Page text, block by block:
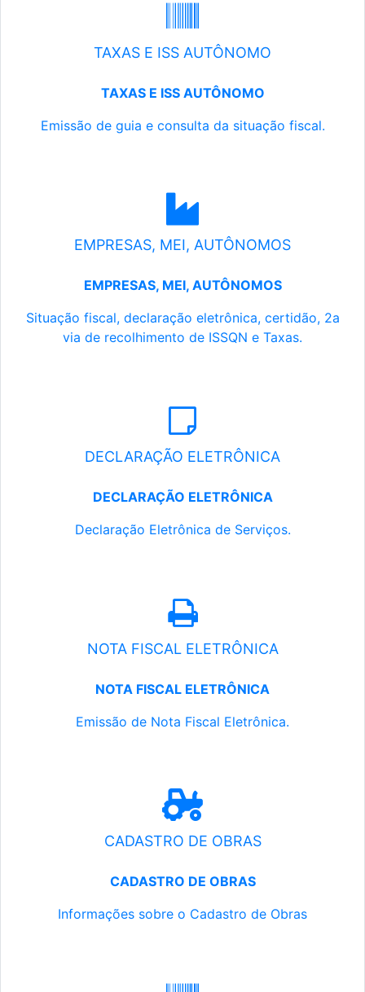
TAXAS E ISS AUTÔNOMO
TAXAS E ISS AUTÔNOMO
Emissão de guia e consulta da situação fiscal.
EMPRESAS, MEI, AUTÔNOMOS
EMPRESAS, MEI, AUTÔNOMOS
Situação fiscal, declaração eletrônica, certidão, 2a
via de recolhimento de ISSQN e Taxas.
DECLARAÇÃO ELETRÔNICA
DECLARAÇÃO ELETRÔNICA
Declaração Eletrônica de Serviços.
NOTA FISCAL ELETRÔNICA
NOTA FISCAL ELETRÔNICA
Emissão de Nota Fiscal Eletrônica.
CADASTRO DE OBRAS
CADASTRO DE OBRAS
Informações sobre o Cadastro de Obras